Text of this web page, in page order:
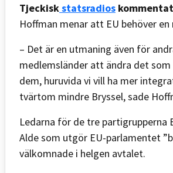
Tjeckiskstatsradios
Hoffman menar att EU behöver
– Det är en utmaning även för
medlemsländer att ändra det som
dem, huruvida vi vill ha mer
tvärtom mindre Bryssel, sade
Ledarna för de tre partigrupperna
Alde som utgör EU-parlamentet
välkomnade i helgen avtalet.